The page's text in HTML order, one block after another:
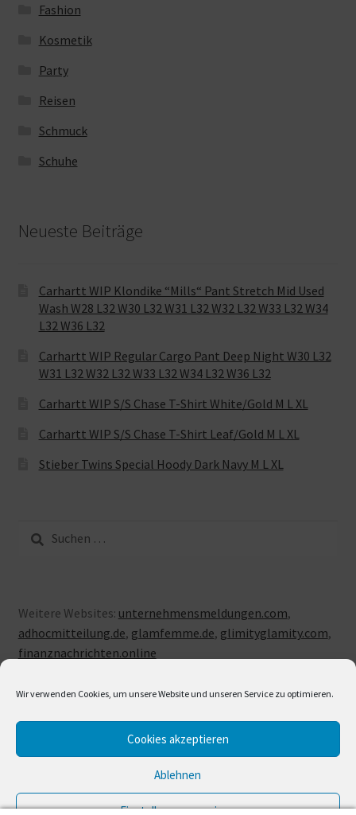
Wir verwenden Cookies, um unsere Website und unseren Service zu optimieren.
Cookies akzeptieren
Ablehnen
Einstellungen anzeigen
Fashion
Kosmetik
Party
Reisen
Schmuck
Schuhe
Neueste Beiträge
Carhartt WIP Klondike “Mills“ Pant Stretch Mid Used
Wash W28 L32 W30 L32 W31 L32 W32 L32 W33 L32 W34
L32 W36 L32
Carhartt WIP Regular Cargo Pant Deep Night W30 L32
W31 L32 W32 L32 W33 L32 W34 L32 W36 L32
Carhartt WIP S/S Chase T-Shirt White/Gold M L XL
Carhartt WIP S/S Chase T-Shirt Leaf/Gold M L XL
Stieber Twins Special Hoody Dark Navy M L XL
nach:
Weitere Websites: unternehmensmeldungen.com,
adhocmitteilung.de, glamfemme.de, glimityglamity.com,
finanznachrichten.online
© LUXUSLOVE 2026
Erstellt mit Storefront & WooCommerce